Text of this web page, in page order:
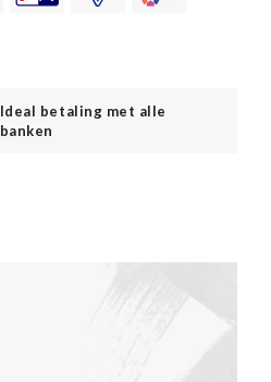
Ideal betaling met alle
banken